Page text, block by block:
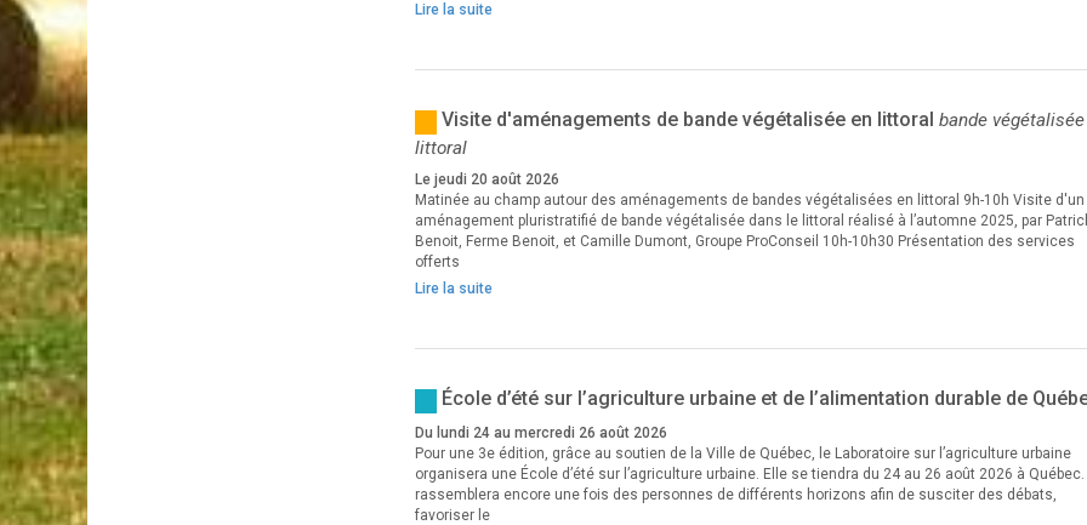
Lire la suite
Visite d'aménagements de bande végétalisée en littoral bande
littoral
Le jeudi 20 août 2026
Matinée au champ autour des aménagements de bandes végétalisées en littoral 9h-10h Visite d'un
aménagement pluristratifié de bande végétalisée dans le littoral réalisé à l’automne 2025, par
Benoit, Ferme Benoit, et Camille Dumont, Groupe ProConseil 10h-10h30 Présentation des services
offerts
Lire la suite
École d’été sur l’agriculture urbaine et de l’alimentation durable de
Du lundi 24 au mercredi 26 août 2026
Pour une 3e édition, grâce au soutien de la Ville de Québec, le Laboratoire sur l’agriculture urbaine
organisera une École d’été sur l’agriculture urbaine. Elle se tiendra du 24 au 26 août 2026 à Québec.
rassemblera encore une fois des personnes de différents horizons afin de susciter des débats,
favoriser le